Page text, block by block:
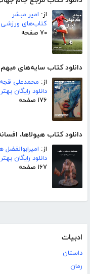
از: امیر مبشر
کتاب‌های ورزشی
۷۰ صفحه
دانلود کتاب سایه‌های
از: محمدعلی قجه
دانلود رایگان
۱۷۶ صفحه
دانلود کتاب هیولاها،
از: امیرابوالفضل
دانلود رایگان
۱۶۷ صفحه
ادبیات
داستان
رمان